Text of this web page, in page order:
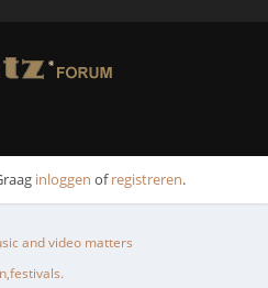
inloggen ofregistreren.
and video matters